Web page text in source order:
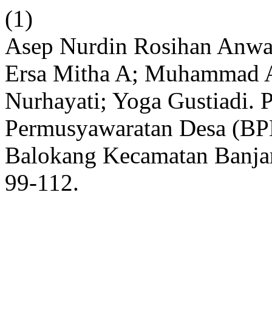
(1)
Asep Nurdin Rosihan
Ersa Mitha A; Muhammad
Nurhayati; Yoga Gustiadi.
Permusyawaratan Desa
Balokang Kecamatan
99-112.